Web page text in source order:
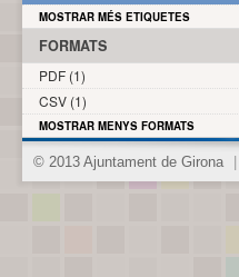
MOSTRAR MÉS ETIQUETES
FORMATS
PDF (1)
CSV (1)
MOSTRAR MENYS FORMATS
© 2013 Ajuntament de Girona